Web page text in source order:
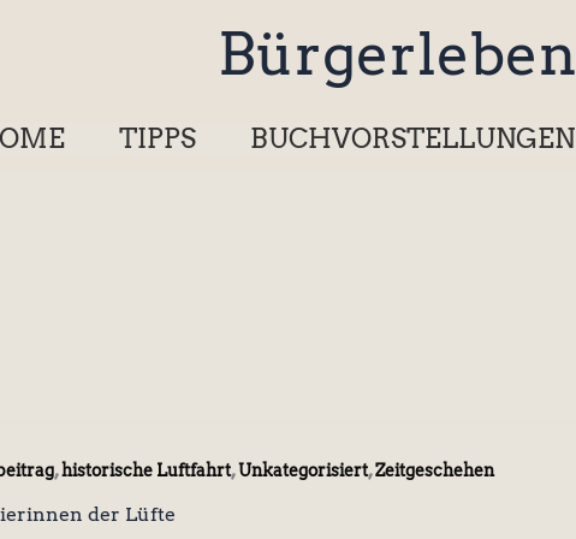
Bürgerleben
TIPPS BUCHVORSTELLUNGEN
,historische Luftfahrt,Unkategorisiert,Zeitgeschehen
der Lüfte